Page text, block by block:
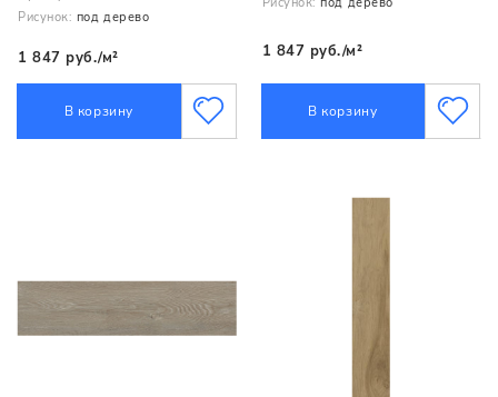
Рисунок: под дерево
1 847 руб./м²
В корзину
1 847 руб./м²
В корзину